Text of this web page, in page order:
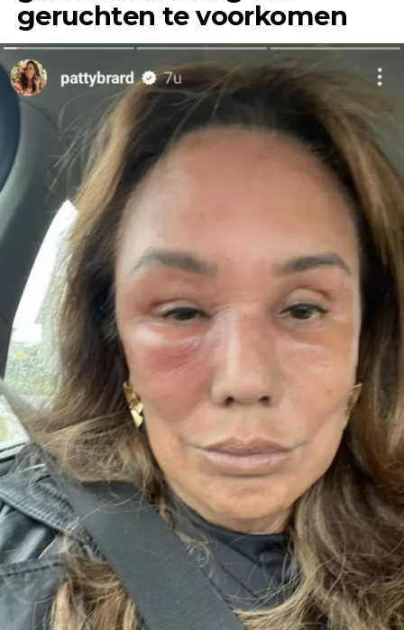
“Het enige wat ik jaren geleden, toen ik Jeroen
nog helemaal niet kende, wel eens had gehoord,
was dat hij een flirt was en altijd ontrouw was,”
vertelt Anouk in gesprek met &C.
geruchten te voorkomen